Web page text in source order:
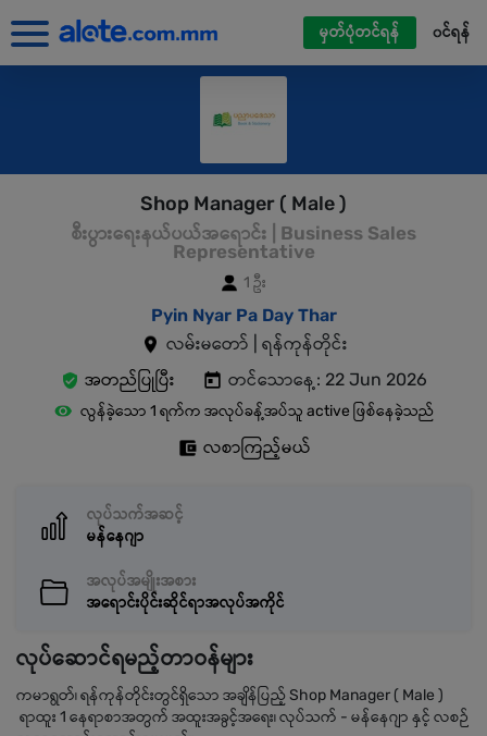
မှတ်ပုံတင်ရန် ၀င်ရန်
Shop Manager ( Male )
စီးပွားရေးနယ်ပယ်အရောင်း | Business Sales
Representative
1 ဦး
Pyin Nyar Pa Day Thar
လမ်းမတော် | ရန်ကုန်တိုင်း
အတည်ပြုပြီး
တင်သောနေ့: 22 Jun 2026
လွန်ခဲ့သော 1 ရက်က အလုပ်ခန့်အပ်သူ active ဖြစ်နေခဲ့သည်
လစာကြည့်မယ်
လုပ်သက်အဆင့်
မန်နေဂျာ
အလုပ်အမျိုးအစား
အရောင်းပိုင်းဆိုင်ရာအလုပ်အကိုင်
လုပ်ဆောင်ရမည့်တာဝန်များ
ကမာရွတ်၊ ရန်ကုန်တိုင်းတွင်ရှိသော အချိန်ပြည့် Shop Manager ( Male )
ရာထူး 1 နေရာစာအတွက် အထူးအခွင့်အရေး၊ လုပ်သက် - မန်နေဂျာ နှင့် လစဉ်